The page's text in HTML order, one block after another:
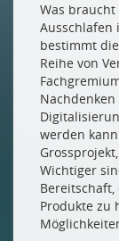
Was braucht
Ausschlafen
bestimmt
Reihe von
werden
Wichtiger
Produkte zu